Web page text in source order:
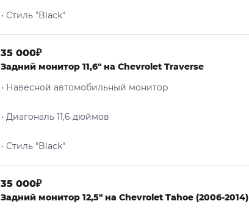
• Стиль "Black"
35 000₽
Задний монитор 11,6" на Chevrolet Traverse
• Навесной автомобильный монитор
• Диагональ 11,6 дюймов
• Стиль "Black"
35 000₽
Задний монитор 12,5" на Chevrolet Tahoe (2006-2014)